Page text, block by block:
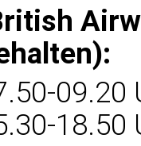
09.20
18.50